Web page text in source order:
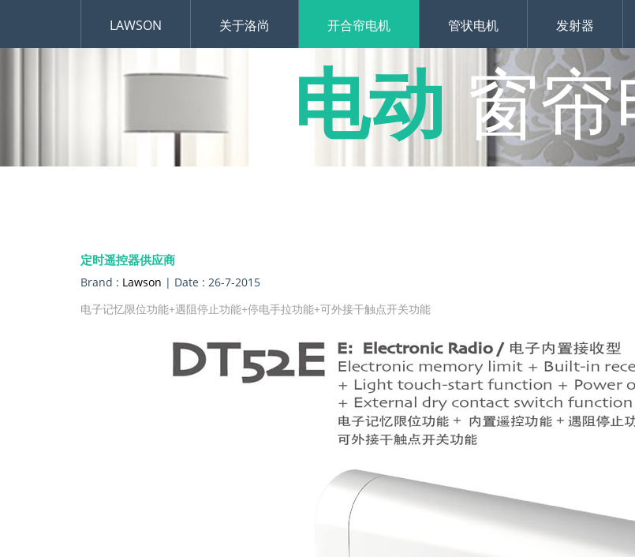
LAWSON 关于洛尚 开合帘电机 管状电机 发射器
电动 窗
定时遥控器供应商
Brand : Lawson | Date : 26-7-2015
电子记忆限位功能+遇阻停止功能+停电手拉功能+可外接干触点开关功能